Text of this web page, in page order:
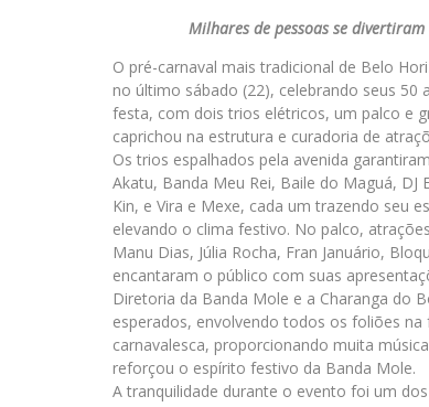
Milhares de pessoas se
O pré-carnaval mais tradicional de Belo
no último sábado (22), celebrando seus
festa, com dois trios elétricos, um palco e
caprichou na estrutura e curadoria de
Os trios espalhados pela avenida
Akatu, Banda Meu Rei, Baile do Maguá, DJ
Kin, e Vira e Mexe, cada um trazendo seu
elevando o clima festivo. No palco,
Manu Dias, Júlia Rocha, Fran Januário,
encantaram o público com suas
Diretoria da Banda Mole e a Charanga do
esperados, envolvendo todos os foliões
carnavalesca, proporcionando muita
reforçou o espírito festivo da Banda Mole.
A tranquilidade durante o evento foi um